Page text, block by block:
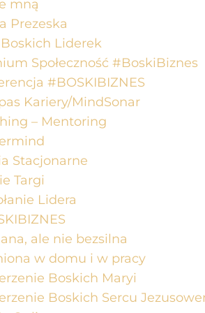
mną
Prezeska
Liderek
Społeczność #BoskiBiznes
#BOSKIBIZNES
Kariery/MindSonar
– Mentoring
Stacjonarne
Targi
Lidera
ale nie bezsilna
w domu i w pracy
Boskich Maryi
Boskich Sercu